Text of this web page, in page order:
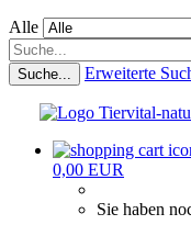
Alle
Suche... Erweiterte
0,00 EUR
Sie haben